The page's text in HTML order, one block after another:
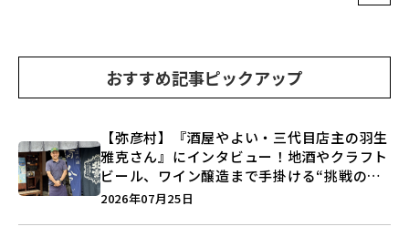
おすすめ記事ピックアップ
【弥彦村】『酒屋やよい・三代目店主の羽生
雅克さん』にインタビュー！地酒やクラフト
ビール、ワイン醸造まで手掛ける“挑戦の歴
史”に迫る♪
2026年07月25日